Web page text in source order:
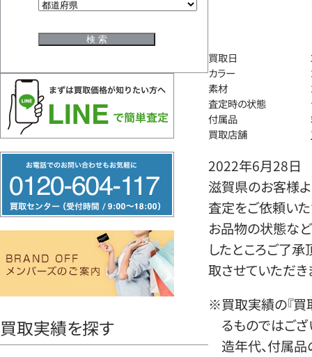
リ
ー
ヤ
買取実績を探す
買取日
カラー
素材
査定時の状態
付属品
買取店舗
2022年6月28日
滋賀県のお客様
査定をご依頼いた
お品物の状態など
したところご了
取させていただき
※買取実績の『買
るものではござ
造年代、付属品